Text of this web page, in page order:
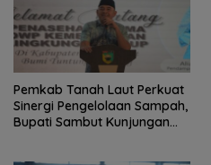
Pemkab Tanah Laut Perkuat
Sinergi Pengelolaan Sampah,
Bupati Sambut Kunjungan